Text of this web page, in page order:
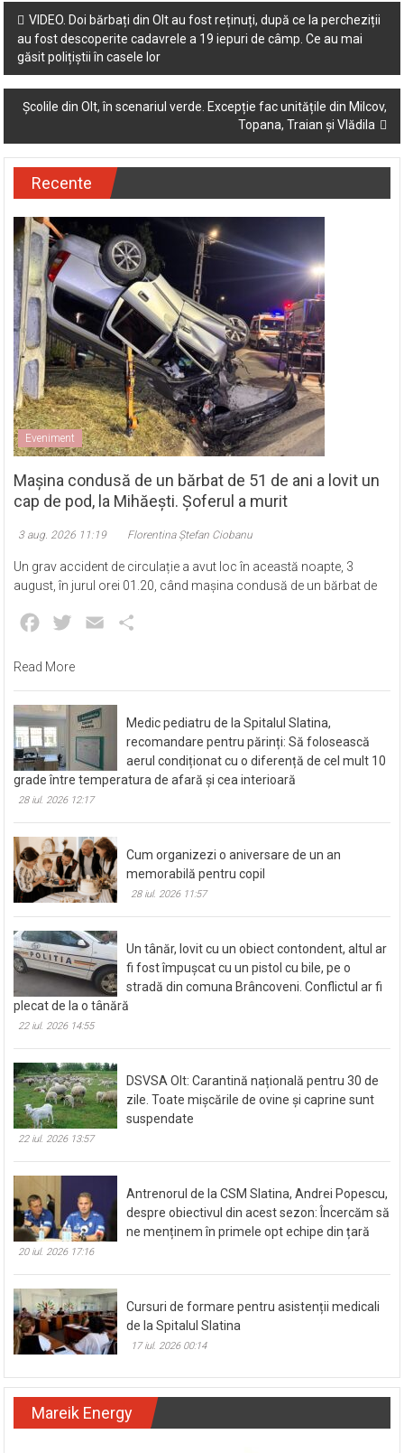
Post
navigation
VIDEO. Doi bărbați din Olt au fost reținuți, după ce la percheziții
au fost descoperite cadavrele a 19 iepuri de câmp. Ce au mai
găsit polițiștii în casele lor
Școlile din Olt, în scenariul verde. Excepție fac unitățile din Milcov,
Topana, Traian și Vlădila
Recente
Eveniment
Mașina condusă de un bărbat de 51 de ani a lovit un
cap de pod, la Mihăești. Șoferul a murit
3 aug. 2026 11:19 Florentina Ștefan Ciobanu
Un grav accident de circulație a avut loc în această noapte, 3
august, în jurul orei 01.20, când mașina condusă de un bărbat de
Facebook
Twitter Email
Read More
Medic pediatru de la Spitalul Slatina,
recomandare pentru părinți: Să folosească
aerul condiționat cu o diferență de cel mult 10
grade între temperatura de afară și cea interioară
28 iul. 2026 12:17
Cum organizezi o aniversare de un an
memorabilă pentru copil
28 iul. 2026 11:57
Un tânăr, lovit cu un obiect contondent, altul ar
fi fost împușcat cu un pistol cu bile, pe o
stradă din comuna Brâncoveni. Conflictul ar fi
plecat de la o tânără
22 iul. 2026 14:55
DSVSA Olt: Carantină națională pentru 30 de
zile. Toate mișcările de ovine și caprine sunt
suspendate
22 iul. 2026 13:57
Antrenorul de la CSM Slatina, Andrei Popescu,
despre obiectivul din acest sezon: Încercăm să
ne menținem în primele opt echipe din țară
20 iul. 2026 17:16
Cursuri de formare pentru asistenții medicali
de la Spitalul Slatina
17 iul. 2026 00:14
Mareik Energy